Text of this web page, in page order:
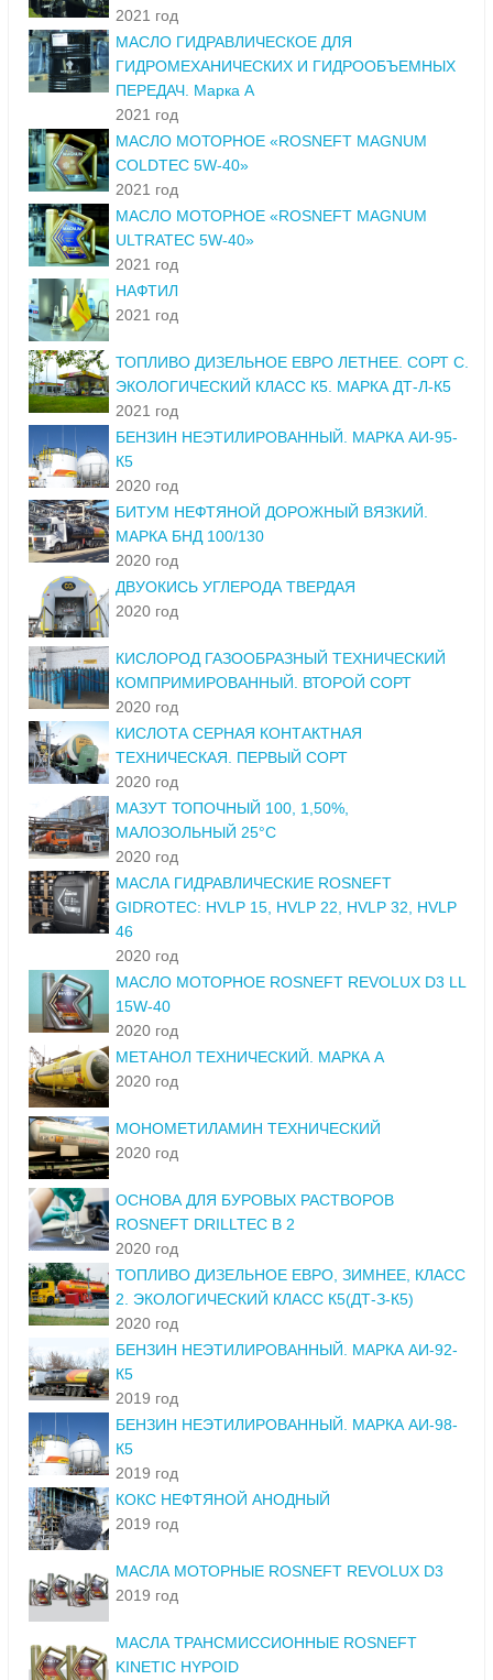
2021 год
МАСЛО ГИДРАВЛИЧЕСКОЕ ДЛЯ
ГИДРОМЕХАНИЧЕСКИХ И ГИДРООБЪЕМНЫХ
ПЕРЕДАЧ. Марка А
2021 год
МАСЛО МОТОРНОЕ «ROSNEFT MAGNUM
COLDTEC 5W-40»
2021 год
МАСЛО МОТОРНОЕ «ROSNEFT MAGNUM
ULTRATEC 5W-40»
2021 год
НАФТИЛ
2021 год
ТОПЛИВО ДИЗЕЛЬНОЕ ЕВРО ЛЕТНЕЕ. СОРТ С.
ЭКОЛОГИЧЕСКИЙ КЛАСС К5. МАРКА ДТ-Л-К5
2021 год
БЕНЗИН НЕЭТИЛИРОВАННЫЙ. МАРКА АИ-95-
К5
2020 год
БИТУМ НЕФТЯНОЙ ДОРОЖНЫЙ ВЯЗКИЙ.
МАРКА БНД 100/130
2020 год
ДВУОКИСЬ УГЛЕРОДА ТВЕРДАЯ
2020 год
КИСЛОРОД ГАЗООБРАЗНЫЙ ТЕХНИЧЕСКИЙ
КОМПРИМИРОВАННЫЙ. ВТОРОЙ СОРТ
2020 год
КИСЛОТА СЕРНАЯ КОНТАКТНАЯ
ТЕХНИЧЕСКАЯ. ПЕРВЫЙ СОРТ
2020 год
МАЗУТ ТОПОЧНЫЙ 100, 1,50%,
МАЛОЗОЛЬНЫЙ 25°С
2020 год
МАСЛА ГИДРАВЛИЧЕСКИЕ ROSNEFT
GIDROTEC: HVLP 15, HVLP 22, HVLP 32, HVLP
46
2020 год
МАСЛО МОТОРНОЕ ROSNEFT REVOLUX D3 LL
15W-40
2020 год
МЕТАНОЛ ТЕХНИЧЕСКИЙ. МАРКА А
2020 год
МОНОМЕТИЛАМИН ТЕХНИЧЕСКИЙ
2020 год
ОСНОВА ДЛЯ БУРОВЫХ РАСТВОРОВ
ROSNEFT DRILLTEC B 2
2020 год
ТОПЛИВО ДИЗЕЛЬНОЕ ЕВРО, ЗИМНЕЕ, КЛАСС
2. ЭКОЛОГИЧЕСКИЙ КЛАСС К5(ДТ-З-К5)
2020 год
БЕНЗИН НЕЭТИЛИРОВАННЫЙ. МАРКА АИ-92-
К5
2019 год
БЕНЗИН НЕЭТИЛИРОВАННЫЙ. МАРКА АИ-98-
К5
2019 год
КОКС НЕФТЯНОЙ АНОДНЫЙ
2019 год
МАСЛА МОТОРНЫЕ ROSNEFT REVOLUX D3
2019 год
МАСЛА ТРАНСМИССИОННЫЕ ROSNEFT
KINETIC HYPOID